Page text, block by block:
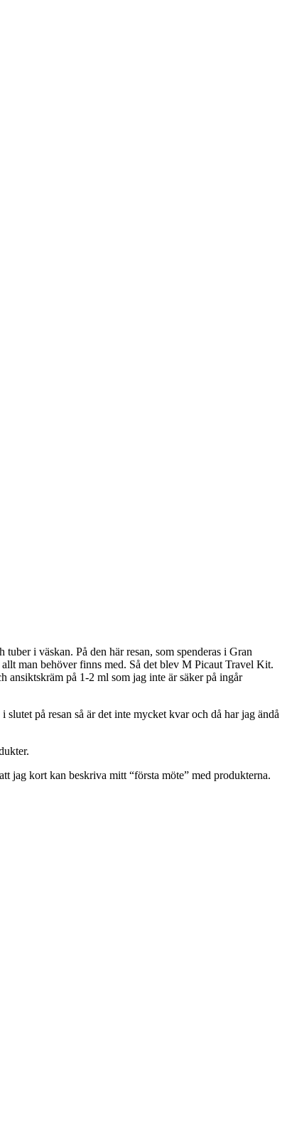
i väskan. På den här resan, som spenderas i Gran
man behöver finns med. Så det blev M Picaut Travel Kit.
ansiktskräm på 1-2 ml som jag inte är säker på ingår
på resan så är det inte mycket kvar och då har jag ändå
jag kort kan beskriva mitt “första möte” med produkterna.